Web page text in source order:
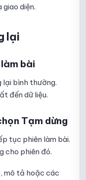
diện.
lại
bài
lại bình thường.
đến dữ liệu.
Tạm dừng
tục phiên làm bài.
cho phiên đó.
mô tả hoặc các